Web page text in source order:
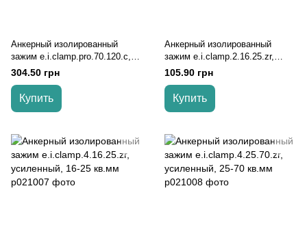
Анкерный изолированный
зажим e.i.clamp.pro.70.120.c,
70-120 кв.мм
304.50 грн
Купить
Анкерный изолированный
зажим e.i.clamp.2.16.25.zr,
усиленный, 16-25 кв.мм
105.90 грн
Купить